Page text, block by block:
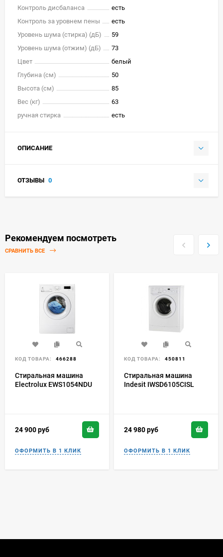
Контроль дисбаланса
есть
Контроль за уровнем пены
есть
Уровень шума (стирка) (дБ)
59
Уровень шума (отжим) (дБ)
73
Цвет
белый
Глубина (см)
50
Высота (см)
85
Вес (кг)
63
ручная стирка
есть
ОПИСАНИЕ
ОТЗЫВЫ 0
Рекомендуем посмотреть
СРАВНИТЬ ВСЕ
КОД ТОВАРА: 466288
Стиральная машина
Electrolux EWS1054NDU
24 900руб
КОД ТОВАРА: 450811
Стиральная машина
Indesit IWSD6105CISL
24 980руб